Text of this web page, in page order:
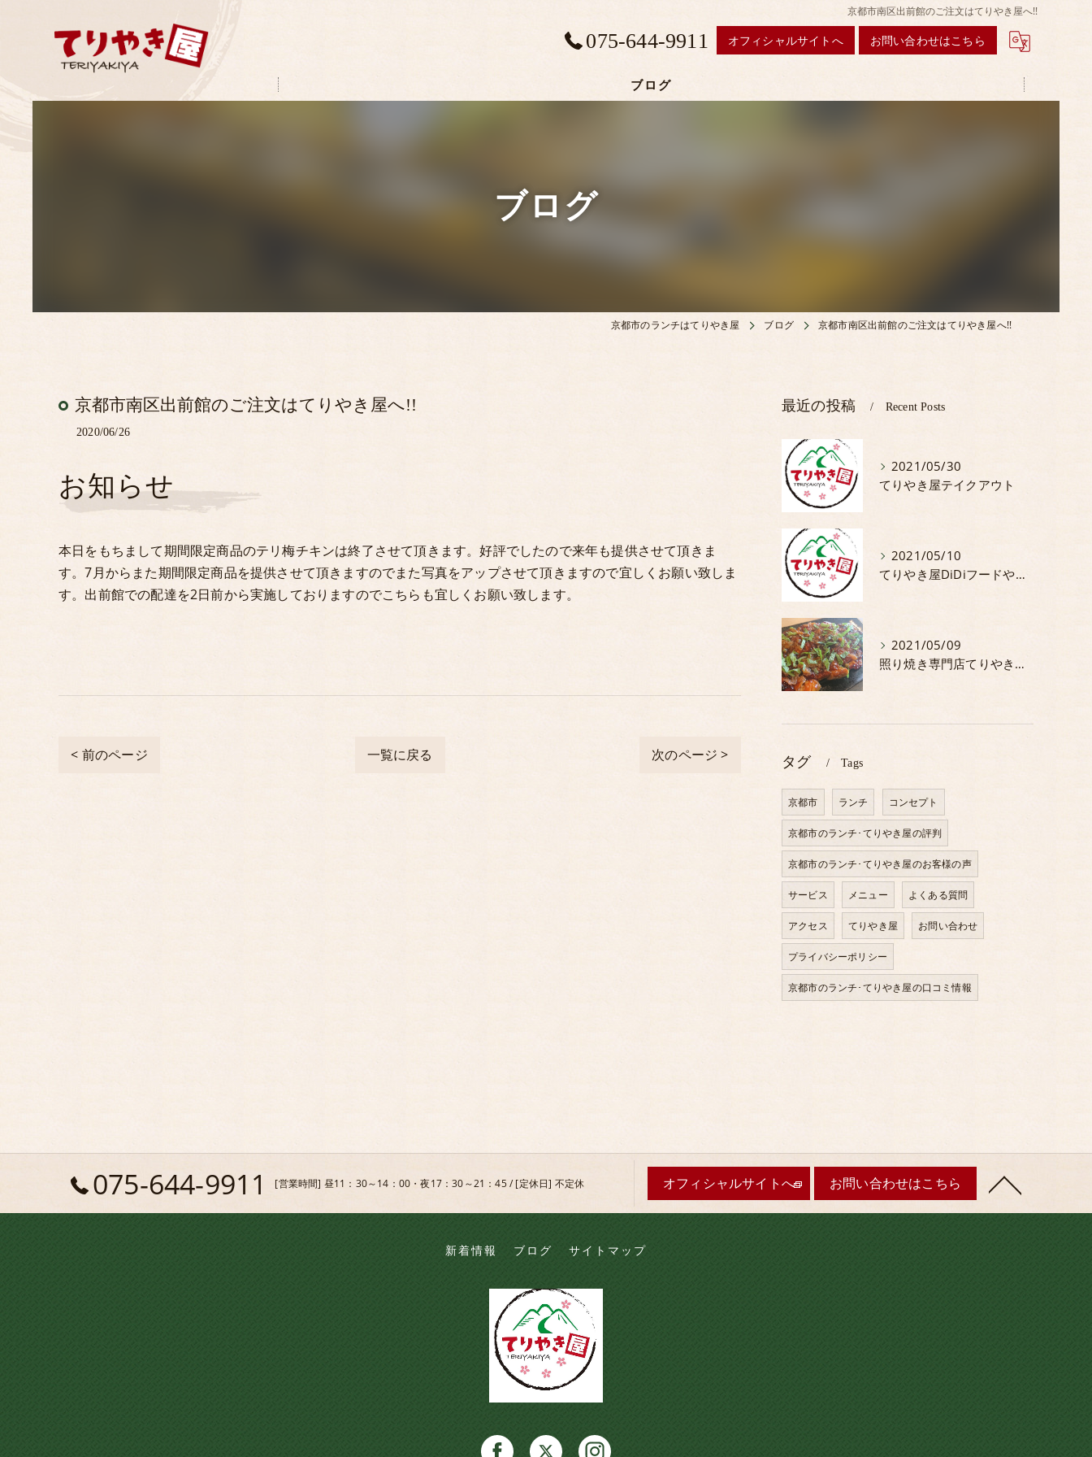
京都市南区出前館のご注文はてりやき屋へ!!
075-644-9911 オフィシャルサイトへ お問い合わせはこちら
ブログ
ブログ
京都市のランチはてりやき屋 ブログ 京都市南区出前館のご注文はてりやき屋へ!!
京都市南区出前館のご注文はてりやき屋へ!!
2020/06/26
お知らせ
本日をもちまして期間限定商品のテリ梅チキンは終了させて頂きます。好評でしたので来年も提供させて頂きま
す。7月からまた期間限定商品を提供させて頂きますのでまた写真をアップさせて頂きますので宜しくお願い致しま
す。出前館での配達を2日前から実施しておりますのでこちらも宜しくお願い致します。
< 前のページ 一覧に戻る 次のページ >
最近の投稿 Recent Posts
2021/05/30
てりやき屋テイクアウト
2021/05/10
てりやき屋DiDiフードやってます。
2021/05/09
照り焼き専門店てりやき屋5月からの期間限定商品
タグ Tags
京都市 ランチ コンセプト
京都市のランチ･てりやき屋の評判
京都市のランチ･てりやき屋のお客様の声
サービス メニュー よくある質問
アクセス てりやき屋 お問い合わせ
プライバシーポリシー
京都市のランチ･てりやき屋の口コミ情報
075-644-9911 [営業時間] 昼11：30～14：00・夜17：30～21：45 / [定休日] 不定休 オフィシャルサイトへ お問い合わせはこちら
新着情報 ブログ サイトマップ